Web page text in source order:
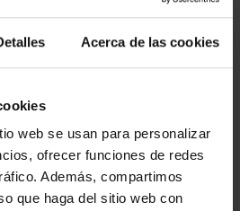
Acerca de las cookies
web se usan para personalizar
ofrecer funciones de redes
Además, compartimos
que haga del sitio web con
SUSCRIPCIÓN
CAPITALES DE
PROVINCIA 1
949,00 €